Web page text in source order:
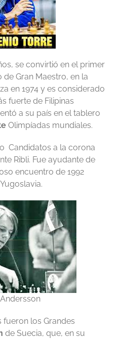
se convirtió en el primer
Gran Maestro, en la
en 1974 y es considerado
fuerte de Filipinas
a su país en el tablero
Olimpíadas mundiales.
Candidatos a la corona
Ribli. Fue ayudante de
encuentro de 1992
fueron los Grandes
de Suecia, que, en su